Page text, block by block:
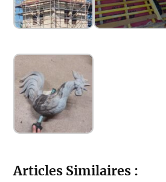
Articles Similaires :